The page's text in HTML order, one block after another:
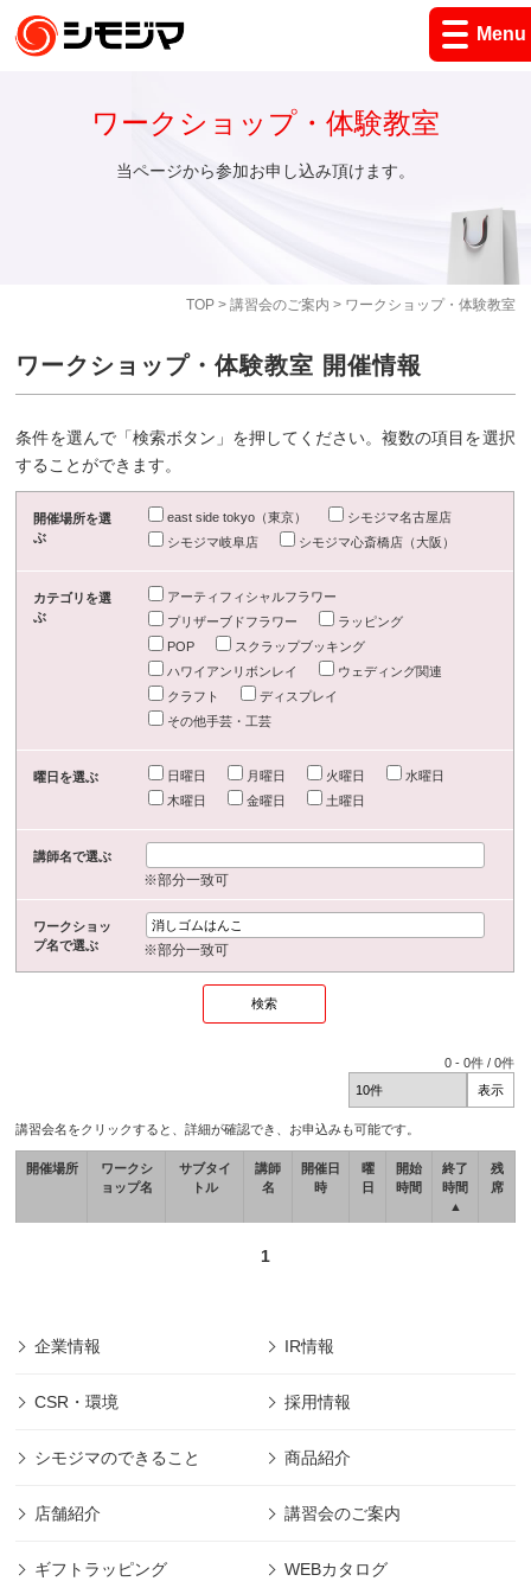
Menu
TOP> 講習会のご案内 > ワークショップ・体験教室
ワークショップ・体験教室
当ページから参加お申し込み頂けます。
ワークショップ・体験教室 開催情報
条件を選んで「検索ボタン」を押してください。複数の項目を選択
することができます。
開催場所を選
ぶ
east side tokyo（東京）
シモジマ名古屋店
シモジマ岐阜店
シモジマ心斎橋店（大阪）
カテゴリを選
ぶ
アーティフィシャルフラワー
プリザーブドフラワー
ラッピング
POP
スクラップブッキング
ハワイアンリボンレイ
ウェディング関連
クラフト
ディスプレイ
その他手芸・工芸
曜日を選ぶ 日曜日 月曜日 火曜日
水曜日
木曜日
金曜日 土曜日
講師名で選ぶ
※部分一致可
ワークショッ
プ名で選ぶ
※部分一致可
0 -0件 /0件
講習会名をクリックすると、詳細が確認でき、お申込みも可能です。
開催場所
ワークシ
ョップ名
サブタイ
トル
講師
名
開催日
時
曜
日
開始
時間
終了
時間
▲
残
席
1
企業情報 IR情報
CSR・環境 採用情報
シモジマのできること 商品紹介
店舗紹介 講習会のご案内
ギフトラッピング WEBカタログ